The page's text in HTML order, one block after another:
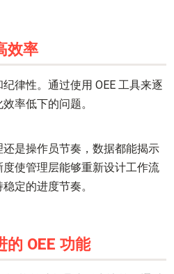
效率
律性。通过使用 OEE 工具来逐
效率低下的问题。
是操作员节奏，数据都能揭示
使管理层能够重新设计工作流
定的进度节奏。
的 OEE 功能